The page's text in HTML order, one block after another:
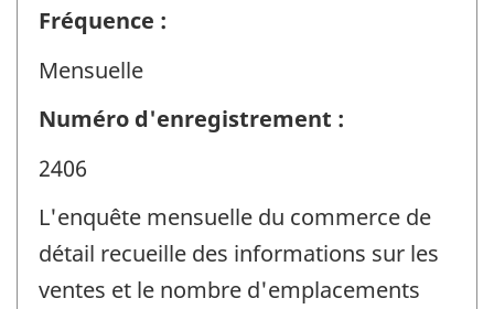
Fréquence :
Mensuelle
Numéro d'enregistrement :
2406
L'enquête mensuelle du commerce de
détail recueille des informations sur les
ventes et le nombre d'emplacements